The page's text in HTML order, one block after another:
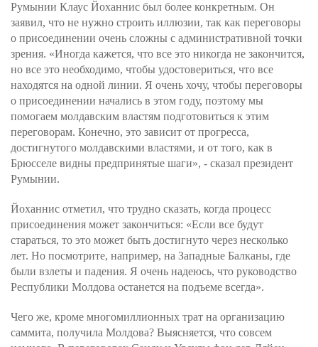
Румынии Клаус Йоханнис был более конкретным. Он
заявил, что не нужно строить иллюзии, так как переговоры
о присоединении очень сложны с административной точки
зрения. «Иногда кажется, что все это никогда не закончится,
но все это необходимо, чтобы удостовериться, что все
находятся на одной линии. Я очень хочу, чтобы переговоры
о присоединении начались в этом году, поэтому мы
помогаем молдавским властям подготовиться к этим
переговорам. Конечно, это зависит от прогресса,
достигнутого молдавскими властями, и от того, как в
Брюсселе видны предпринятые шаги», - сказал президент
Румынии.
Йоханнис отметил, что трудно сказать, когда процесс
присоединения может закончиться: «Если все будут
стараться, то это может быть достигнуто через несколько
лет. Но посмотрите, например, на Западные Балканы, где
были взлеты и падения. Я очень надеюсь, что руководство
Республики Молдова останется на подъеме всегда».
Чего же, кроме многомиллионных трат на организацию
саммита, получила Молдова? Выясняется, что совсем